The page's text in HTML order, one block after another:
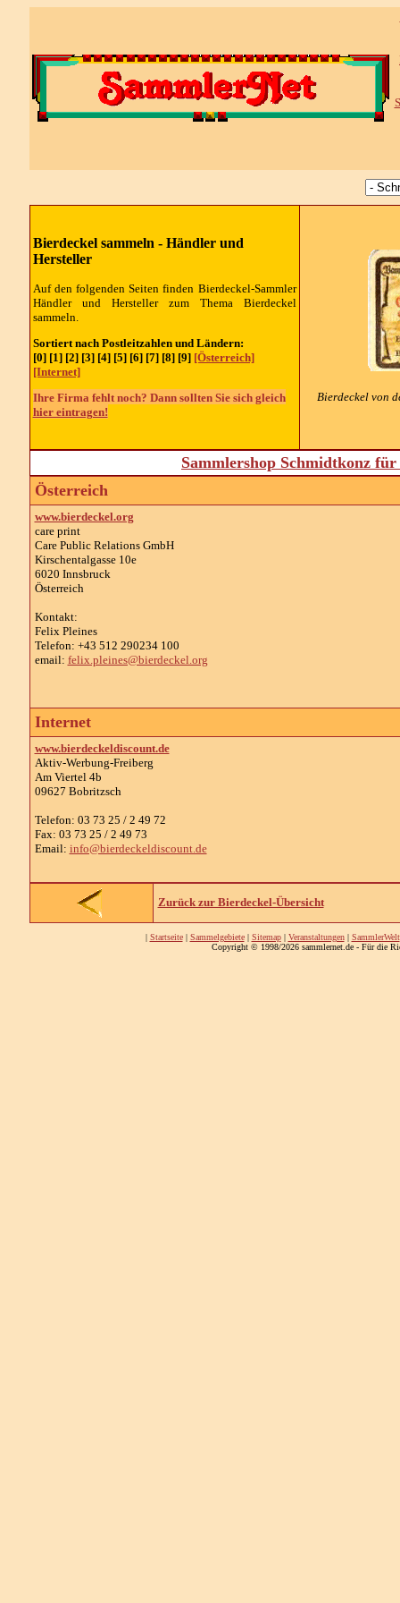
Bierdeckel sammeln - Händler und
Hersteller
Auf den folgenden Seiten finden Bierdeckel-Sammler
Händler und Herstellerzum Thema Bierdeckel
sammeln.
Sortiert nach Postleitzahlen und Ländern:
[0] [1] [2] [3] [4] [5] [6] [7] [8] [9] [Österreich]
[Internet]
Ihre Firma fehlt noch? Dann sollten Sie sich gleich
hier eintragen!
Bierdeckel von
Sammlershop Schmidtkonz
Österreich
www.bierdeckel.org
care print
Care Public Relations GmbH
Kirschentalgasse 10e
6020 Innsbruck
Österreich
Kontakt:
Felix Pleines
Telefon: +43 512 290234 100
email: felix.pleines@bierdeckel.org
Internet
www.bierdeckeldiscount.de
Aktiv-Werbung-Freiberg
Am Viertel 4b
09627 Bobritzsch
Telefon: 03 73 25 / 2 49 72
Fax: 03 73 25 / 2 49 73
Email: info@bierdeckeldiscount.de
Zurück zur Bierdeckel-Übersicht
| Startseite| Sammelgebiete| Sitemap| Veranstaltungen| SammlerWelt
Copyright © 1998/2026 sammlernet.de - Für die